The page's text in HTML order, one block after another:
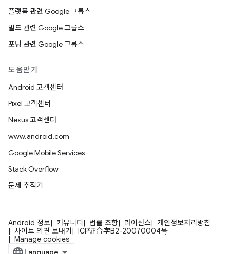
플랫폼 관련 Google 그룹스
빌드 관련 Google 그룹스
포팅 관련 Google 그룹스
도움받기
Android 고객센터
Pixel 고객센터
Nexus 고객센터
www.android.com
Google Mobile Services
Stack Overflow
문제 추적기
Android 정보 커뮤니티 법률 조항 라이선스
개인정보처리방침
사이트 의견 보내기
ICP证合字B2-20070004号
Manage cookies